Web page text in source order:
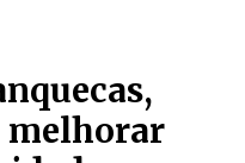
melhorar